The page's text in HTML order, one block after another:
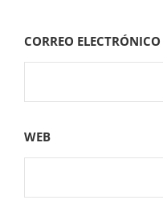
CORREO ELECTRÓNICO
WEB